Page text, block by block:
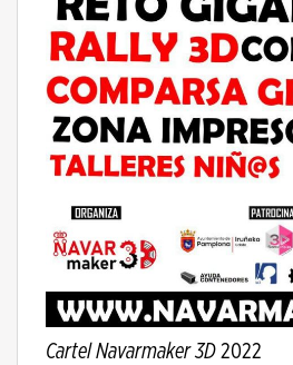
Cartel Navarmaker 3D 2022